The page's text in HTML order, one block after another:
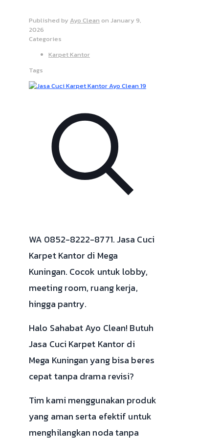
Published by Ayo Clean on January 9,
2026
Categories
Karpet Kantor
Tags
WA 0852-8222-8771. Jasa Cuci
Karpet Kantor di Mega
Kuningan. Cocok untuk lobby,
meeting room, ruang kerja,
hingga pantry.
Halo Sahabat Ayo Clean! Butuh
Jasa Cuci Karpet Kantor di
Mega Kuningan yang bisa beres
cepat tanpa drama revisi?
Tim kami menggunakan produk
yang aman serta efektif untuk
menghilangkan noda tanpa